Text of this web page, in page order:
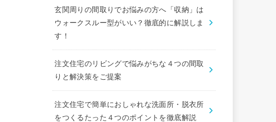
玄関周りの間取りでお悩みの方へ「収納」は
ウォークスルー型がいい？徹底的に解説しま
す！
注文住宅のリビングで悩みがちな４つの間取
りと解決策をご提案
注文住宅で簡単におしゃれな洗面所・脱衣所
をつくるたった４つのポイントを徹底解説